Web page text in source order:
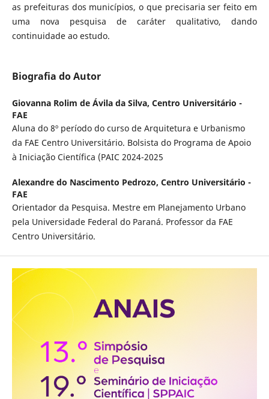
as prefeituras dos municípios, o que precisaria ser feito em
uma nova pesquisa de caráter qualitativo, dando
continuidade ao estudo.
Biografia do Autor
Giovanna Rolim de Ávila da Silva, Centro Universitário -
FAE
Aluna do 8º período do curso de Arquitetura e Urbanismo
da FAE Centro Universitário. Bolsista do Programa de Apoio
à Iniciação Científica (PAIC 2024-2025
Alexandre do Nascimento Pedrozo, Centro Universitário -
FAE
Orientador da Pesquisa. Mestre em Planejamento Urbano
pela Universidade Federal do Paraná. Professor da FAE
Centro Universitário.